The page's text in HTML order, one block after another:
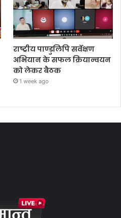
राष्ट्रीय पाण्डुलिपि सर्वेक्षण
अभियान के सफल क्रियान्वयन
को लेकर बैठक
1 week ago